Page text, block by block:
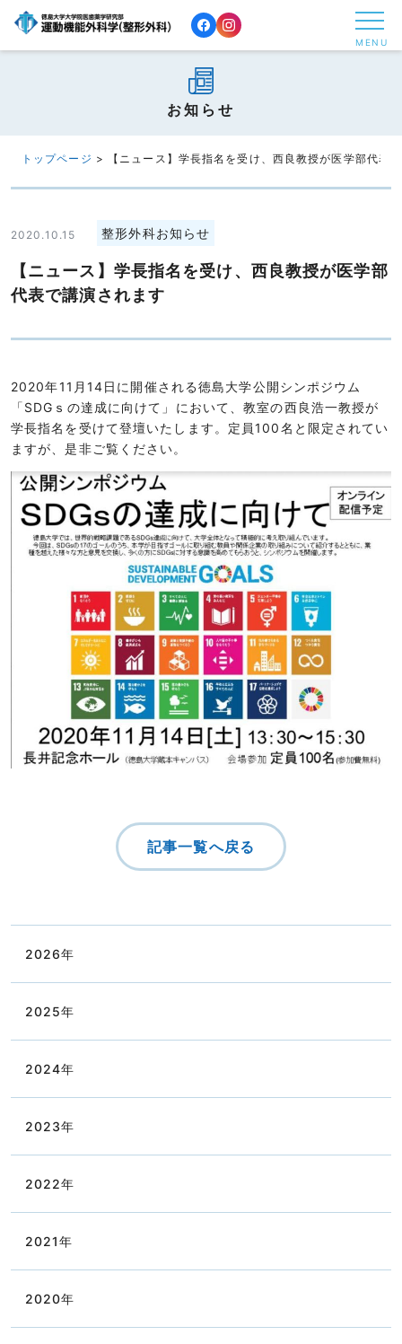
へ
プ
MENU
お知らせ
トップページ > 【ニュース】学長指名を受け、西良教授が医学部代表
2020.10.15 整形外科お知らせ
【ニュース】学長指名を受け、西良教授が医学部
代表で講演されます
2020年11月14日に開催される徳島大学公開シンポジウム
「SDGｓの達成に向けて」において、教室の西良浩一教授が
学長指名を受けて登壇いたします。定員100名と限定されてい
ますが、是非ご覧ください。
記事一覧へ戻る
2026年
2025年
2024年
2023年
2022年
2021年
2020年